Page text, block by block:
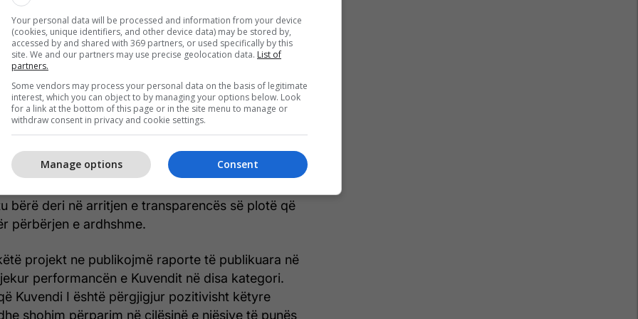
si kryetar dhe Kuvendi si institucion gjithmonë do
çfarë do nisme apo propozimi I cili do të jetë në
të demokracisë parlamentare. Sot mundem me
se në tre vitet e gjysmë e përmbushën
në fushën e Kuvendit të pavarur, transparent, të
Diskursi në fillim të mandatit dhe tani dallojnë
edhe në atë kuantitative”, Talat Xhaferi,
ka qenë Ambasada e Britanisë së Madhe
ambasadori britanez porositi se ka edhe
bërë deri në arritjen e transparencës së plotë që
përbërjen e ardhshme.
projekt ne publikojmë raporte të publikuara në
performancën e Kuvendit në disa kategori.
Kuvendi I është përgjigjur pozitivisht këtyre
shohim përparim në cilësinë e njësive të punës
Your personal data will be processed and information from your device
(cookies, unique identifiers, and other device data) may be stored by,
accessed by and shared with 369 partners, or used specifically by this
site. We and our partners may use precise geolocation data. List of
partners.
Some vendors may process your personal data on the basis of legitimate
interest, which you can object to by managing your options below. Look
for a link at the bottom of this page or in the site menu to manage or
withdraw consent in privacy and cookie settings.
Consent
Manage options